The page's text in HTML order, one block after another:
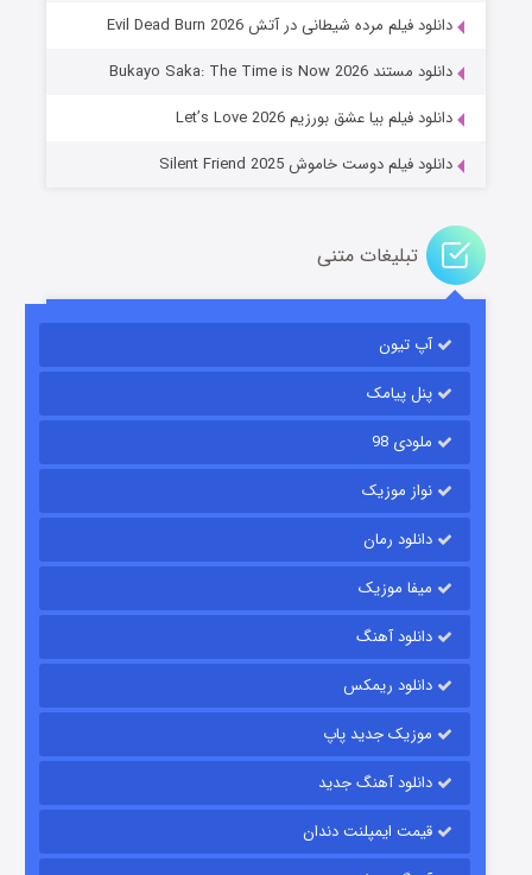
باب اسفنجی فصل ۱۷
رویایی برای تو
قسمت۱۵ (دوبله) منتشر شد
قسمت۲ (دوبله) منتشر شد
دانلود فیلم مرده شیطانی در آتش Evil Dead Burn 2026
دانلود مستند Bukayo Saka: The Time is Now 2026
دانلود فیلم بیا عشق بورزیم Let’s Love 2026
دانلود فیلم دوست خاموش Silent Friend 2025
تبلیغات متنی
آپ تیون
پنل پیامک
ملودی 98
نواز موزیک
دانلود رمان
میفا موزیک
دانلود آهنگ
دانلود ریمکس
موزیک جدید پاپ
دانلود آهنگ جدید
قیمت ایمپلنت دندان